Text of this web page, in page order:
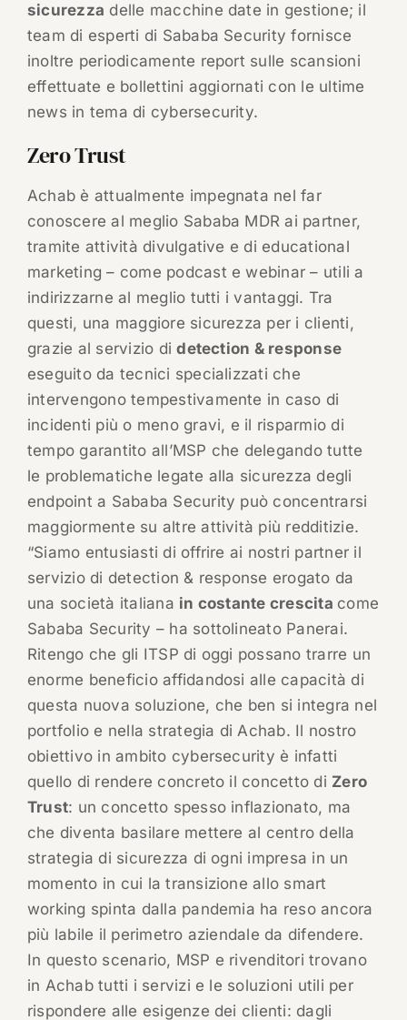
sicurezza delle macchine date in gestione; il
team di esperti di Sababa Security fornisce
inoltre periodicamente report sulle scansioni
effettuate e bollettini aggiornati con le ultime
news in tema di cybersecurity.
Zero Trust
Achab è attualmente impegnata nel far
conoscere al meglio Sababa MDR ai partner,
tramite attività divulgative e di educational
marketing – come podcast e webinar – utili a
indirizzarne al meglio tutti i vantaggi. Tra
questi, una maggiore sicurezza per i clienti,
grazie al servizio didetection & response
eseguito da tecnici specializzati che
intervengono tempestivamente in caso di
incidenti più o meno gravi, e il risparmio di
tempo garantito all’MSP che delegando tutte
le problematiche legate alla sicurezza degli
endpoint a Sababa Security può concentrarsi
maggiormente su altre attività più redditizie.
“Siamo entusiasti di offrire ai nostri partner il
servizio di detection & response erogato da
una società italiana in costante crescita come
Sababa Security – ha sottolineato Panerai.
Ritengo che gli ITSP di oggi possano trarre un
enorme beneficio affidandosi alle capacità di
questa nuova soluzione, che ben si integra nel
portfolio e nella strategia di Achab. Il nostro
obiettivo in ambito cybersecurity è infatti
quello di rendere concreto il concetto di Zero
Trust: un concetto spesso inflazionato, ma
che diventa basilare mettere al centro della
strategia di sicurezza di ogni impresa in un
momento in cui la transizione allo smart
working spinta dalla pandemia ha reso ancora
più labile il perimetro aziendale da difendere.
In questo scenario, MSP e rivenditori trovano
in Achab tutti i servizi e le soluzioni utili per
rispondere alle esigenze dei clienti: dagli